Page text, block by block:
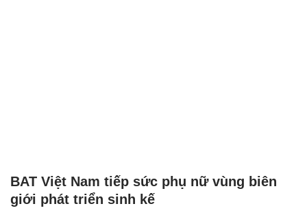
BAT Việt Nam tiếp sức phụ nữ vùng biên
giới phát triển sinh kế